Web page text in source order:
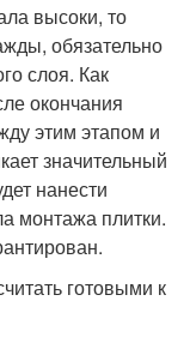
высоки, то
обязательно
слоя. Как
окончания
этим этапом и
значительный
нанести
монтажа плитки.
готовыми к